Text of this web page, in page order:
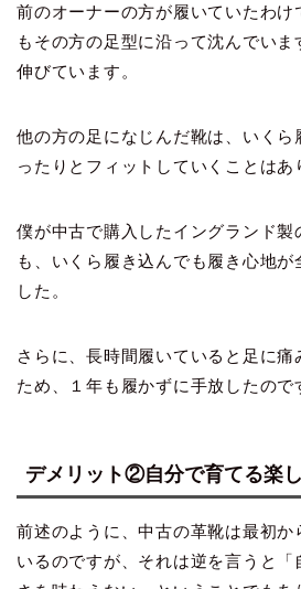
前のオーナーの方が履いていたわ
もその方の足型に沿って沈んでいま
伸びています。
他の方の足になじんだ靴は、いく
ったりとフィットしていくことはあ
僕が中古で購入したイングランド製
も、いくら履き込んでも履き心地
した。
さらに、長時間履いていると足に痛
ため、１年も履かずに手放したので
デメリット②自分で育てる楽
前述のように、中古の革靴は最初か
いるのですが、それは逆を言うと「